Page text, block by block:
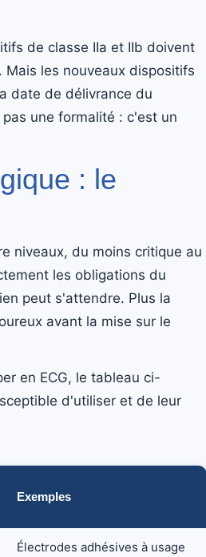
de classe IIa et IIb doivent
. Mais les nouveaux dispositifs
date de délivrance du
une formalité : c'est un
: le
niveaux, du moins critique au
les obligations du
peut s'attendre. Plus la
avant la mise sur le
en ECG, le tableau ci-
d'utiliser et de leur
Exemples
Électrodes adhésives à usage